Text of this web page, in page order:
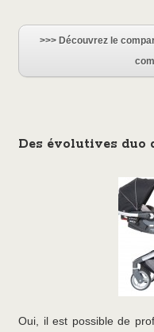
>>> Découvrez le
Des évolutives duo
Oui, il est possible de